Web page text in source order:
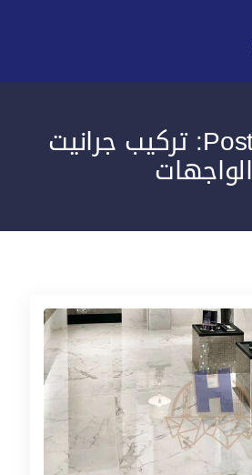
Posts Tagged: تركيب جرانيت
الواجهات